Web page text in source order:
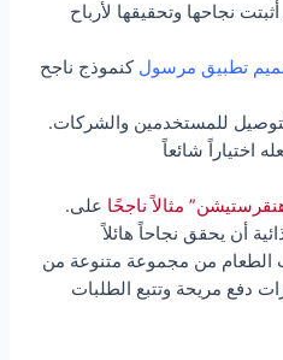
نجاحها وتحقيقها لأرباح
تطبيق مرسول كنموذج ناجح
.يقوم التطبيق بتيسير عمليات التوصيل للمستخدمين والشركات
اختياراً شائعاً
مثالاً ناجحًا على
أن يحقق نجاحاً هائلاً
الطعام من مجموعة متنوعة من
دفع مريحة وتتبع الطلبات